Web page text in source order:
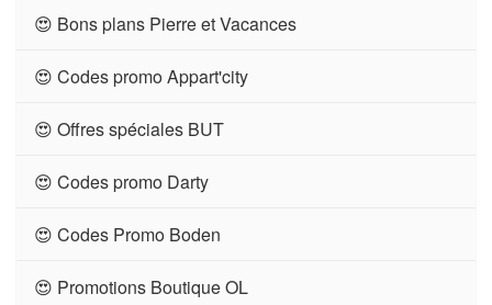
😍 Bons plans Pierre et Vacances
😍 Codes promo Appart'city
😍 Offres spéciales BUT
😍 Codes promo Darty
😍 Codes Promo Boden
😍 Promotions Boutique OL